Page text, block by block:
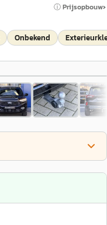
ⓘ Prijsopbouw
Onbekend
1/33